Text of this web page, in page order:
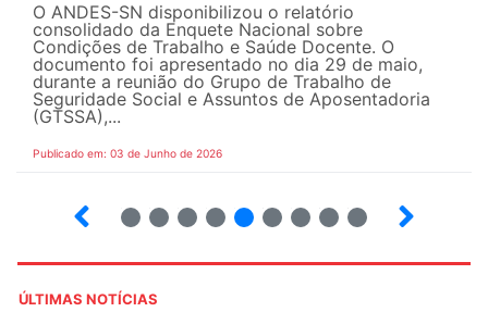
O ANDES-SN disponibilizou o relatório
consolidado da Enquete Nacional sobre
Condições de Trabalho e Saúde Docente. O
documento foi apresentado no dia 29 de maio,
durante a reunião do Grupo de Trabalho de
Seguridade Social e Assuntos de Aposentadoria
(GTSSA),...
Publicado em: 03 de Junho de 2026
ÚLTIMAS NOTÍCIAS